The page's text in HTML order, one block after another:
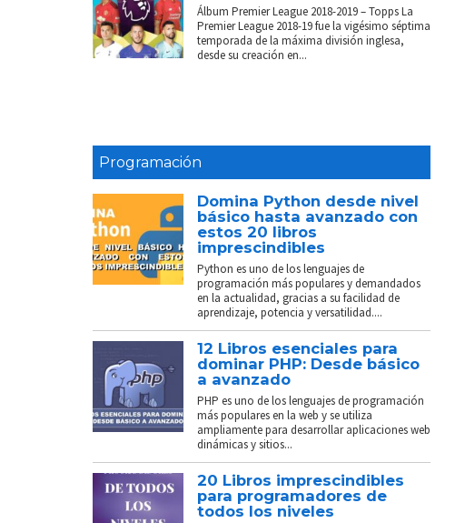
Álbum Premier League 2018-2019 – Topps La
Premier League 2018-19 fue la vigésimo séptima
temporada de la máxima división inglesa,
desde su creación en...
Programación
Domina Python desde nivel
básico hasta avanzado con
estos 20 libros
imprescindibles
Python es uno de los lenguajes de
programación más populares y demandados
en la actualidad, gracias a su facilidad de
aprendizaje, potencia y versatilidad....
12 Libros esenciales para
dominar PHP: Desde básico
a avanzado
PHP es uno de los lenguajes de programación
más populares en la web y se utiliza
ampliamente para desarrollar aplicaciones web
dinámicas y sitios...
20 Libros imprescindibles
para programadores de
todos los niveles